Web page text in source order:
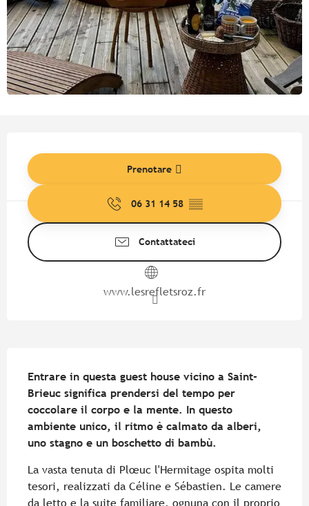
Prenotare
06 31 14 58 ▒▒
Contattateci
www.lesrefletsroz.fr
Entrare in questa guest house vicino a Saint-
Brieuc significa prendersi del tempo per
coccolare il corpo e la mente. In questo
ambiente unico, il ritmo è calmato da alberi,
uno stagno e un boschetto di bambù.
La vasta tenuta di Plœuc l'Hermitage ospita molti
tesori, realizzati da Céline e Sébastien. Le camere
da letto e la suite familiare, ognuna con il proprio